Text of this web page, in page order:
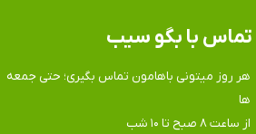
هر روز میتونی باهامون تماس بگیری؛ حتی جمعه
ها
​​​​​​​از ساعت ۸ صبح تا ۱۰ شب
تماس​​​​​​​ با بگو سیب